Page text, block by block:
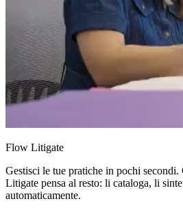
Flow Litigate
Gestisci le tue pratiche in pochi
Litigate pensa al resto: li cataloga, li
automaticamente.